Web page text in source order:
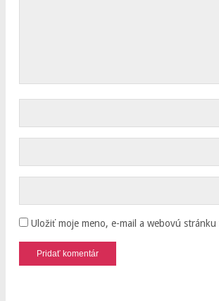
Uložiť moje meno, e-mail a webovú